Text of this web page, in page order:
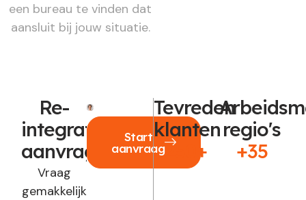
een bureau te vinden dat
aansluit bij jouw situatie.
Re-
integratie
aanvragen?
Vraag
gemakkelijk
Start
aanvraag
Tevreden
klanten
250+
regio's
+35